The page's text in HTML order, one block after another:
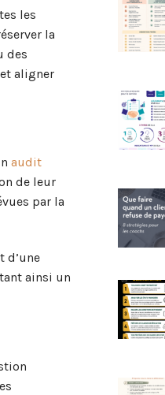
les
la
des
aligner
audit
de leur
par la
d’une
ainsi un